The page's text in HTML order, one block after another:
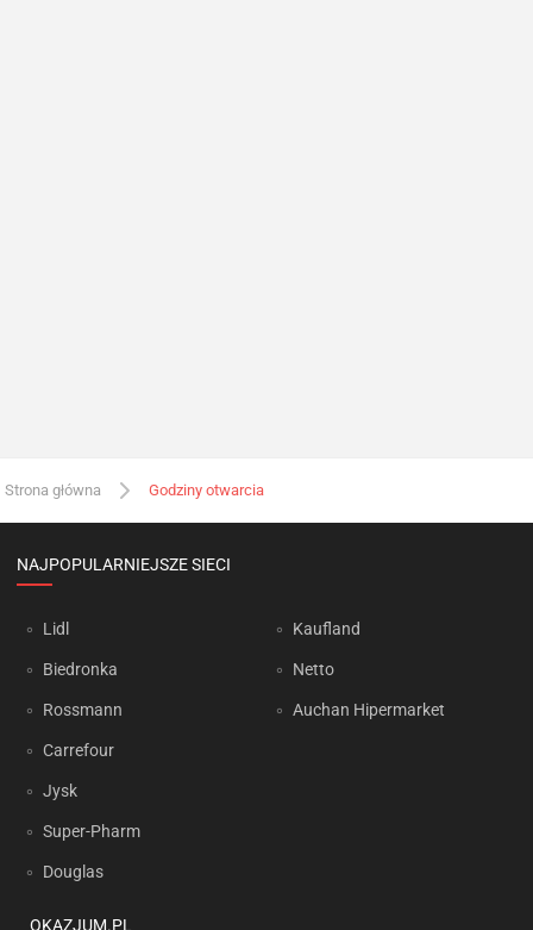
Strona główna Godziny otwarcia
NAJPOPULARNIEJSZE SIECI
Lidl
Biedronka
Rossmann
Carrefour
Jysk
Super-Pharm
Douglas
Kaufland
Netto
Auchan Hipermarket
OKAZJUM.PL